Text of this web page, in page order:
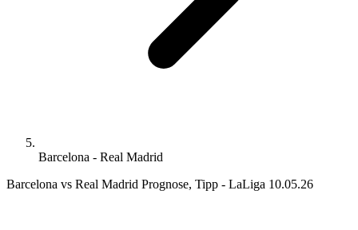
Barcelona - Real Madrid
Barcelona vs Real Madrid Prognose, Tipp - LaLiga 10.05.26